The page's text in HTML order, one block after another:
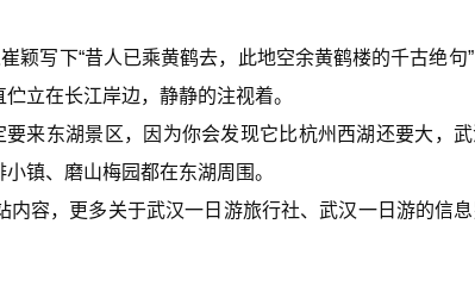
颖写下“昔人已乘黄鹤去，此地空余黄鹤楼的千古绝句
立在长江岸边，静静的注视着。
来东湖景区，因为你会发现它比杭州西湖还要大，
镇、磨山梅园都在东湖周围。
容，更多关于武汉一日游旅行社、武汉一日游的信